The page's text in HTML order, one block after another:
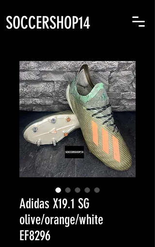
SOCCERSHOP14
Adidas X19.1 SG
olive/orange/white
EF8296